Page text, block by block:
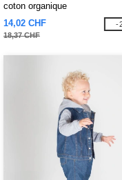
coton organique
14,02 CHF
18,37 CHF
-